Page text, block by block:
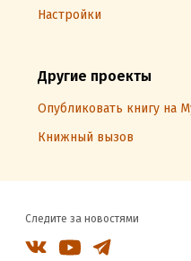
Настройки
Другие проекты
Опубликовать книгу на
Книжный вызов
Следите за новостями